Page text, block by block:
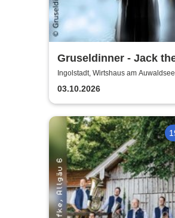
Gruseldinner - Jack
Ripper
Ingolstadt, Wirtshaus am Auwaldsee
03.10.2026